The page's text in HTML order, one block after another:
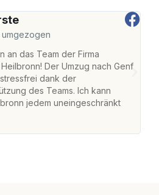
umgezogen
an das Team der Firma
Der Umzug nach Genf
dank der
des Teams. Ich kann
jedem uneingeschränkt